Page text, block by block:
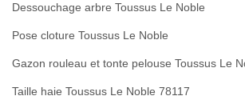
Dessouchage arbre Toussus Le Noble
Pose cloture Toussus Le Noble
Gazon rouleau et tonte pelouse Toussus Le
Taille haie Toussus Le Noble 78117